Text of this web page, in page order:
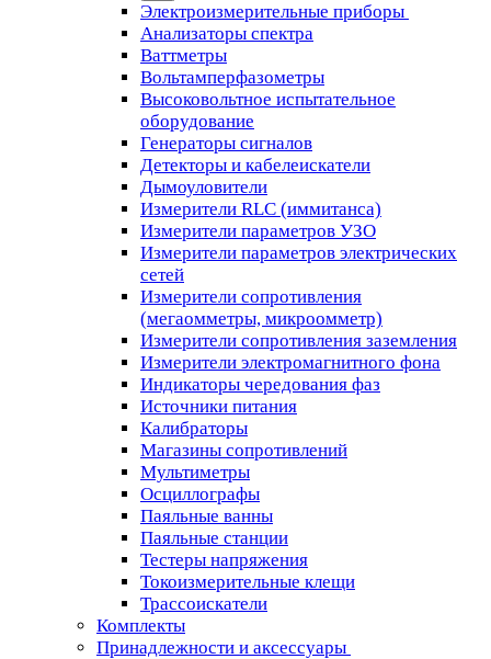
Электроизмерительные приборы
Анализаторы спектра
Ваттметры
Вольтамперфазометры
Высоковольтное испытательное
оборудование
Генераторы сигналов
Детекторы и кабелеискатели
Дымоуловители
Измерители RLC (иммитанса)
Измерители параметров УЗО
Измерители параметров электрических
сетей
Измерители сопротивления
(мегаомметры, микроомметр)
Измерители сопротивления заземления
Измерители электромагнитного фона
Индикаторы чередования фаз
Источники питания
Калибраторы
Магазины сопротивлений
Мультиметры
Осциллографы
Паяльные ванны
Паяльные станции
Тестеры напряжения
Токоизмерительные клещи
Трассоискатели
Комплекты
Принадлежности и аксессуары